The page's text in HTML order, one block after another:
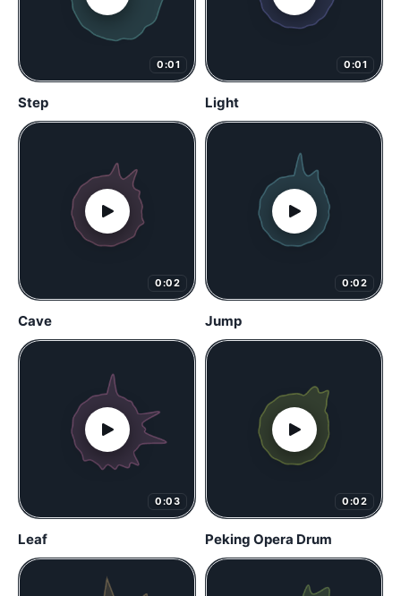
0:01
Step
0:01
Light
0:02
Cave
0:02
Jump
0:03
Leaf
0:02
Peking Opera Drum